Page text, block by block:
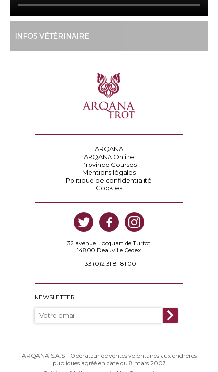
INFOS VÉTÉRINAIRE
ARQANA
ARQANA Online
Province Courses
Mentions légales
Politique de confidentialité
Cookies
32 avenue Hocquart de Turtot
14800 Deauville Cedex
+33 (0)2 31 81 81 00
NEWSLETTER
ARQANA S.A.S - Opérateur de ventes volontaires aux enchères
publiques agréé en date du 8 mars 2007